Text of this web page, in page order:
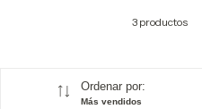
3 productos
Ordenar por:
Más vendidos